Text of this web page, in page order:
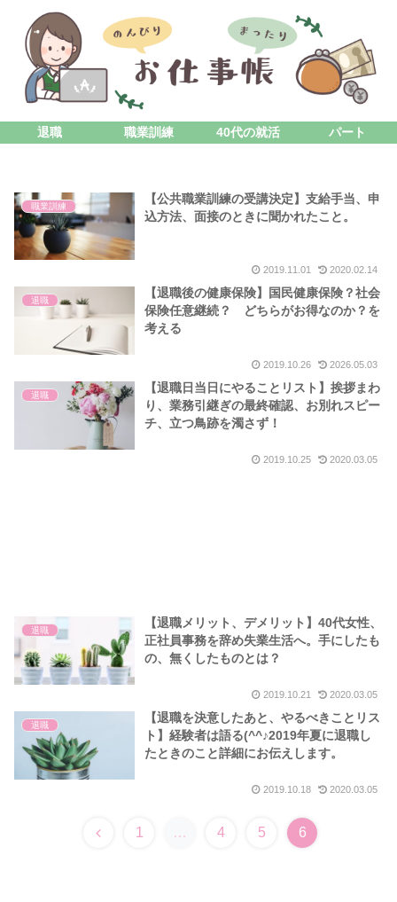
退職 職業訓練 40代の就活 パート
職業訓練
【公共職業訓練の受講決定】支給手当、申
込方法、面接のときに聞かれたこと。
2019.11.01 2020.02.14
退職
【退職後の健康保険】国民健康保険？社会
保険任意継続？ どちらがお得なのか？を
考える
2019.10.26 2026.05.03
退職
【退職日当日にやることリスト】挨拶まわ
り、業務引継ぎの最終確認、お別れスピー
チ、立つ鳥跡を濁さず！
2019.10.25 2020.03.05
退職
【退職メリット、デメリット】40代女性、
正社員事務を辞め失業生活へ。手にしたも
の、無くしたものとは？
2019.10.21 2020.03.05
退職
【退職を決意したあと、やるべきことリス
ト】経験者は語る(^^♪2019年夏に退職し
たときのこと詳細にお伝えします。
2019.10.18 2020.03.05
前
1 … 4 5 6